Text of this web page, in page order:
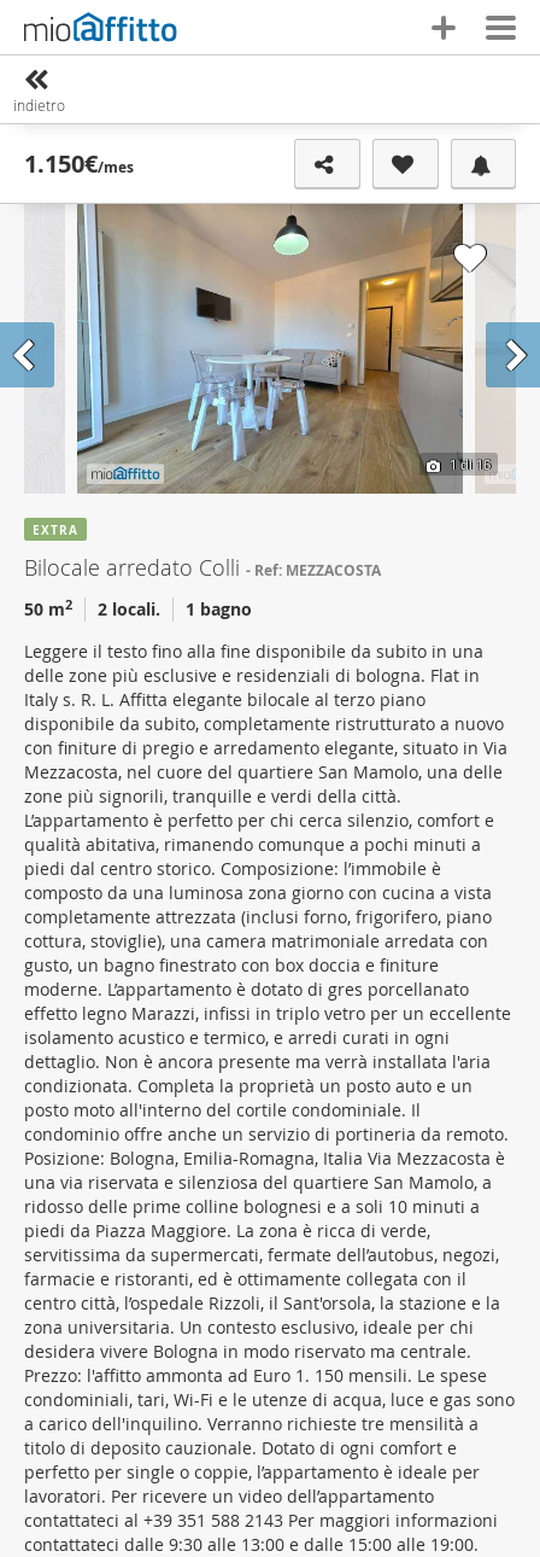
indietro
1.150€/mes
1di 16
EXTRA
Bilocale arredato Colli Ref: MEZZACOSTA
50 m2 2 locali.
1 bagno
Leggere il testo fino alla fine disponibile da subito in una
delle zone più esclusive e residenziali di bologna. Flat in
Italy s. R. L. Affitta elegante bilocale al terzo piano
disponibile da subito, completamente ristrutturato a nuovo
con finiture di pregio e arredamento elegante, situato in Via
Mezzacosta, nel cuore del quartiere San Mamolo, una delle
zone più signorili, tranquille e verdi della città.
L’appartamento è perfetto per chi cerca silenzio, comfort e
qualità abitativa, rimanendo comunque a pochi minuti a
piedi dal centro storico. Composizione: l’immobile è
composto da una luminosa zona giorno con cucina a vista
completamente attrezzata (inclusi forno, frigorifero, piano
cottura, stoviglie), una camera matrimoniale arredata con
gusto, un bagno finestrato con box doccia e finiture
moderne. L’appartamento è dotato di gres porcellanato
effetto legno Marazzi, infissi in triplo vetro per un eccellente
isolamento acustico e termico, e arredi curati in ogni
dettaglio. Non è ancora presente ma verrà installata l'aria
condizionata. Completa la proprietà un posto auto e un
posto moto all'interno del cortile condominiale. Il
condominio offre anche un servizio di portineria da remoto.
Posizione: Bologna, Emilia-Romagna, Italia Via Mezzacosta è
una via riservata e silenziosa del quartiere San Mamolo, a
ridosso delle prime colline bolognesi e a soli 10 minuti a
piedi da Piazza Maggiore. La zona è ricca di verde,
servitissima da supermercati, fermate dell’autobus, negozi,
farmacie e ristoranti, ed è ottimamente collegata con il
centro città, l’ospedale Rizzoli, il Sant'orsola, la stazione e la
zona universitaria. Un contesto esclusivo, ideale per chi
desidera vivere Bologna in modo riservato ma centrale.
Prezzo: l'affitto ammonta ad Euro 1. 150 mensili. Le spese
condominiali, tari, Wi-Fi e le utenze di acqua, luce e gas sono
a carico dell'inquilino. Verranno richieste tre mensilità a
titolo di deposito cauzionale. Dotato di ogni comfort e
perfetto per single o coppie, l’appartamento è ideale per
lavoratori. Per ricevere un video dell’appartamento
contattateci al +39 351 588 2143 Per maggiori informazioni
contattateci dalle 9:30 alle 13:00 e dalle 15:00 alle 19:00.